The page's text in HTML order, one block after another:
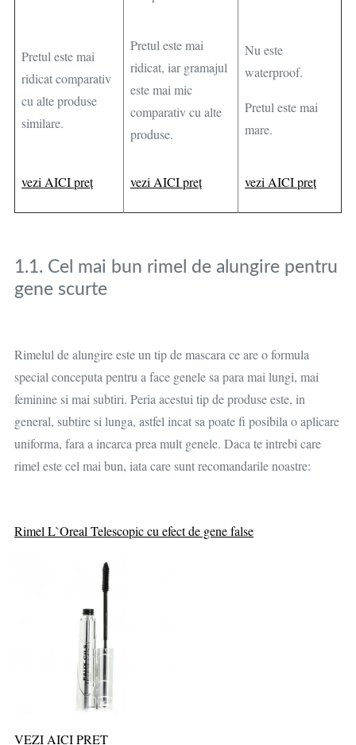
Pretul este mai
ridicat comparativ
cu alte produse
similare.
Pretul este mai
ridicat, iar gramajul
este mai mic
comparativ cu alte
produse.
Nu este
waterproof.
Pretul este mai
mare.
vezi AICI preț vezi AICI preț vezi AICI preț
1.1. Cel mai bun rimel de alungire pentru
gene scurte
Rimelul de alungire este un tip de mascara ce are o formula
special conceputa pentru a face genele sa para mai lungi, mai
feminine si mai subtiri. Peria acestui tip de produse este, in
general, subtire si lunga, astfel incat sa poate fi posibila o aplicare
uniforma, fara a incarca prea mult genele. Daca te intrebi care
rimel este cel mai bun, iata care sunt recomandarile noastre:
Rimel L`Oreal Telescopic cu efect de gene false
VEZI AICI PRET